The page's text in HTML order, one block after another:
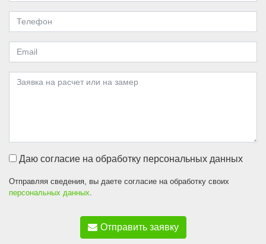
Даю согласие на обработку персональных данных
Отправляя сведения, вы даете согласие на обработку своих
персональных данных
Отправить заявку